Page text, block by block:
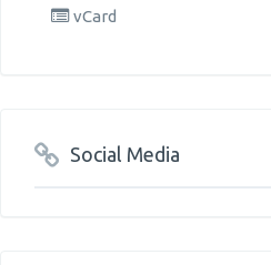
vCard
Social Media